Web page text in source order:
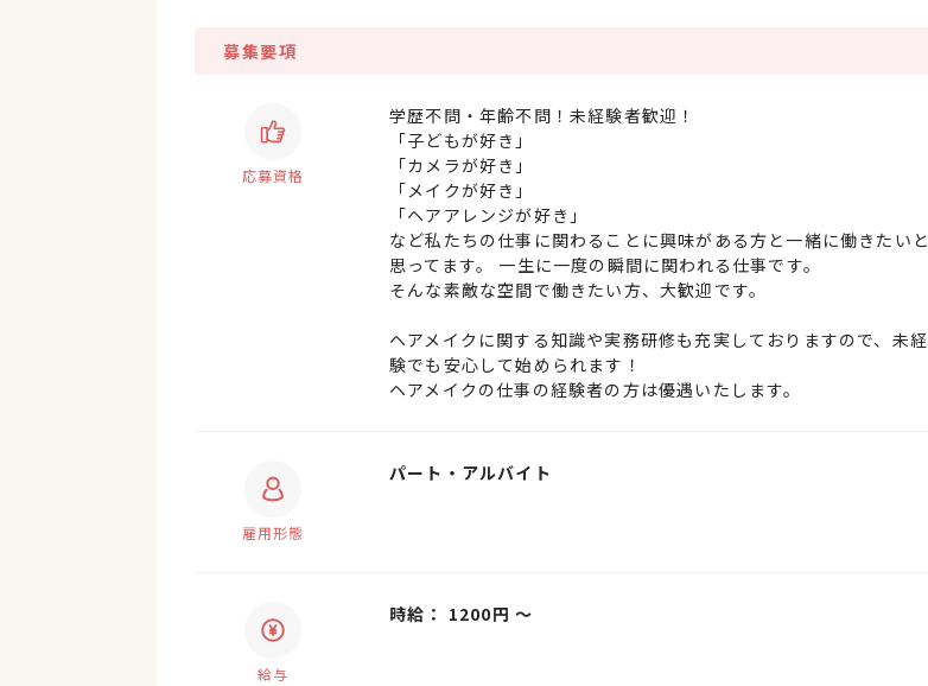
募集要項
応募資格
学歴不問・年齢不問！未経験者歓迎！
「子どもが好き」
「カメラが好き」
「メイクが好き」
「ヘアアレンジが好き」
など私たちの仕事に関わることに興味がある方と一緒に働きたいと
思ってます。 一生に一度の瞬間に関われる仕事です。
そんな素敵な空間で働きたい方、大歓迎です。
ヘアメイクに関する知識や実務研修も充実しておりますので、未経
験でも安心して始められます！
ヘアメイクの仕事の経験者の方は優遇いたします。
雇用形態
パート・アルバイト
給与
時給： 1200円 〜